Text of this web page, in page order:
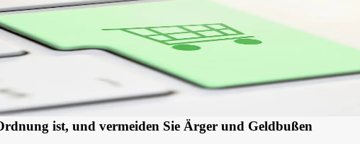
ist, und vermeiden Sie Ärger und Geldbußen